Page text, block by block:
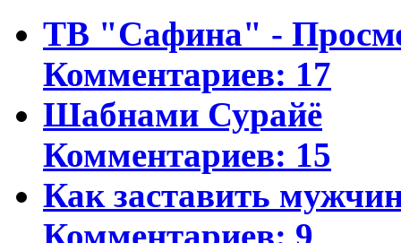
ТВ "Сафина" -
Комментариев: 17
Шабнами Сурайё
Комментариев: 15
Как заставить